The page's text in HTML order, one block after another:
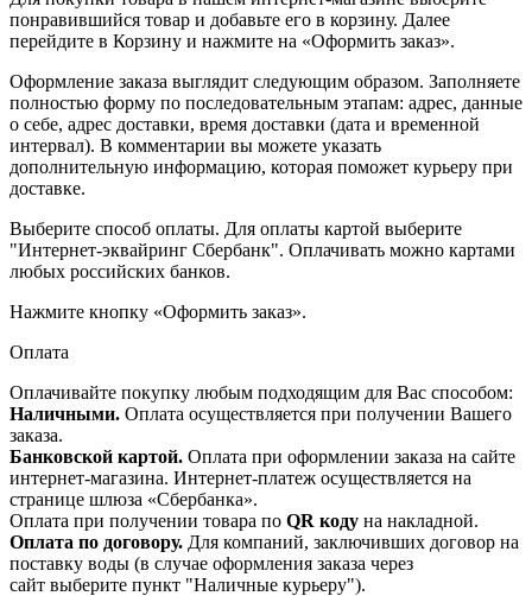
понравившийся товар и добавьте его в корзину. Далее
перейдите в Корзину и нажмите на «Оформить заказ».
Оформление заказа выглядит следующим образом. Заполняете
полностью форму по последовательным этапам: адрес, данные
о себе, адрес доставки, время доставки (дата и временной
интервал). В комментарии вы можете указать
дополнительную информацию, которая поможет курьеру при
доставке.
Выберите способ оплаты. Для оплаты картой выберите
"Интернет-эквайринг Сбербанк". Оплачивать можно картами
любых российских банков.
Нажмите кнопку «Оформить заказ».
Оплата
Оплачивайте покупку любым подходящим для Вас способом:
Наличными. Оплата осуществляется при получении Вашего
заказа.
Банковской картой. Оплата при оформлении заказа на сайте
интернет-магазина. Интернет-платеж осуществляется на
странице шлюза «Сбербанка».
Оплата при получении товара по QR коду на накладной.
Оплата по договору. Для компаний, заключивших договор на
поставку воды (в случае оформления заказа через
сайт выберите пункт "Наличные курьеру").